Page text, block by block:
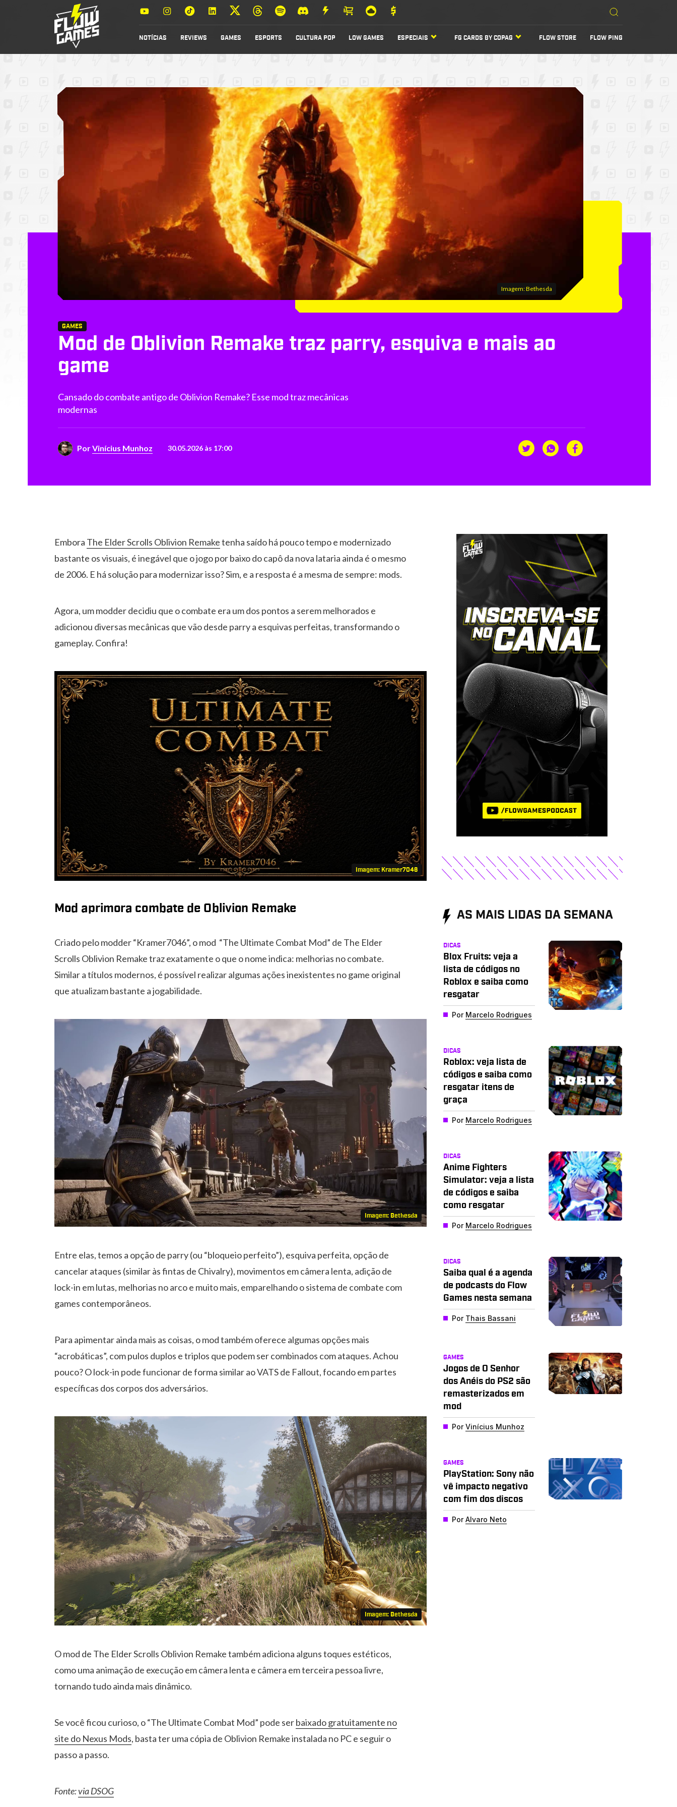
NOTÍCIAS REVIEWS GAMES ESPORTS CULTURA POP LOW GAMES ESPECIAIS FG CARDS BY COPAG FLOW STORE FLOW PING
Imagem: Bethesda
GAMES
Mod de Oblivion Remake traz parry, esquiva e mais ao
game
Cansado do combate antigo de Oblivion Remake? Esse mod traz mecânicas
modernas
PorVinícius Munhoz 30.05.2026 às 17:00
Embora The Elder Scrolls Oblivion Remaketenha saído há pouco tempo e modernizado
bastante os visuais, é inegável que o jogo por baixo do capô da nova lataria ainda é o mesmo
de 2006. E há solução para modernizar isso? Sim, e a resposta é a mesma de sempre: mods.
Agora, um modder decidiu que o combate era um dos pontos a serem melhorados e
adicionou diversas mecânicas que vão desde parry a esquivas perfeitas, transformando o
gameplay. Confira!
Imagem: Kramer7046
Mod aprimora combate de Oblivion Remake
Criado pelo modder “Kramer7046”, o mod “The Ultimate Combat Mod” de The Elder
Scrolls Oblivion Remake traz exatamente o que o nome indica: melhorias no combate.
Similar a títulos modernos, é possível realizar algumas ações inexistentes no game original
que atualizam bastante a jogabilidade.
Imagem: Bethesda
Entre elas, temos a opção de parry (ou “bloqueio perfeito”), esquiva perfeita, opção de
cancelar ataques (similar às fintas de Chivalry), movimentos em câmera lenta, adição de
lock-in em lutas, melhorias no arco e muito mais, emparelhando o sistema de combate com
games contemporâneos.
Para apimentar ainda mais as coisas, o mod também oferece algumas opções mais
“acrobáticas”, com pulos duplos e triplos que podem ser combinados com ataques. Achou
pouco? O lock-in pode funcionar de forma similar ao VATS de Fallout, focando em partes
específicas dos corpos dos adversários.
Imagem: Bethesda
O mod de The Elder Scrolls Oblivion Remake também adiciona alguns toques estéticos,
como uma animação de execução em câmera lenta e câmera em terceira pessoa livre,
tornando tudo ainda mais dinâmico.
Se você ficou curioso, o “The Ultimate Combat Mod” pode serbaixado gratuitamente no
site do Nexus Mods, basta ter uma cópia de Oblivion Remake instalada no PC e seguir o
passo a passo.
Fonte:via DSOG
AS MAIS LIDAS DA SEMANA
DICAS
Blox Fruits: veja a
lista de códigos no
Roblox e saiba como
resgatar
Por Marcelo Rodrigues
DICAS
Roblox: veja lista de
códigos e saiba como
resgatar itens de
graça
Por Marcelo Rodrigues
DICAS
Anime Fighters
Simulator: veja a lista
de códigos e saiba
como resgatar
Por Marcelo Rodrigues
DICAS
Saiba qual é a agenda
de podcasts do Flow
Games nesta semana
Por Thais Bassani
GAMES
Jogos de O Senhor
dos Anéis do PS2 são
remasterizados em
mod
PorVinícius Munhoz
GAMES
PlayStation: Sony não
vê impacto negativo
com fim dos discos
PorAlvaro Neto